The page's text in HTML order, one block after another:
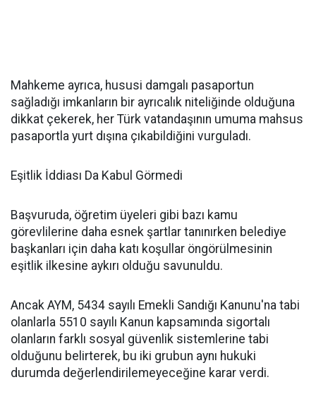
Mahkeme ayrıca, hususi damgalı pasaportun
sağladığı imkanların bir ayrıcalık niteliğinde olduğuna
dikkat çekerek, her Türk vatandaşının umuma mahsus
pasaportla yurt dışına çıkabildiğini vurguladı.
Eşitlik İddiası Da Kabul Görmedi
Başvuruda, öğretim üyeleri gibi bazı kamu
görevlilerine daha esnek şartlar tanınırken belediye
başkanları için daha katı koşullar öngörülmesinin
eşitlik ilkesine aykırı olduğu savunuldu.
Ancak AYM, 5434 sayılı Emekli Sandığı Kanunu'na tabi
olanlarla 5510 sayılı Kanun kapsamında sigortalı
olanların farklı sosyal güvenlik sistemlerine tabi
olduğunu belirterek, bu iki grubun aynı hukuki
durumda değerlendirilemeyeceğine karar verdi.